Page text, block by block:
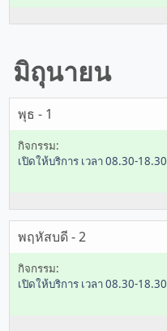
มิถุนายน
พุธ - 1
เปิดให้บริการ เวลา 08.30-
พฤหัสบดี - 2
เปิดให้บริการ เวลา 08.30-